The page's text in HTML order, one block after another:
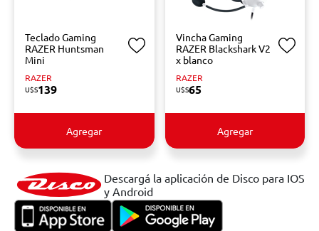
Teclado Gaming
RAZER Huntsman
Mini
RAZER
U$S139
Agregar
Vincha Gaming
RAZER Blackshark V2
x blanco
RAZER
U$S65
Agregar
Descargá la aplicación de Disco para IOS
y Android